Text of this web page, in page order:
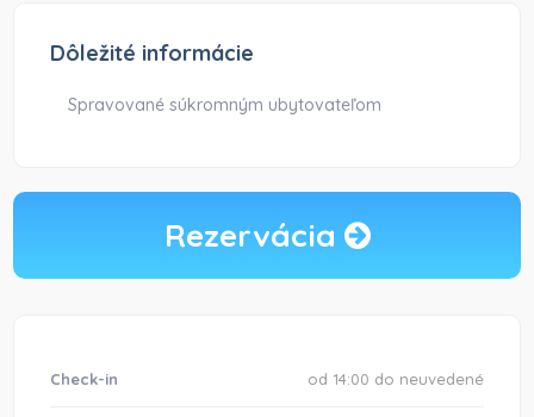
Dôležité informácie
Spravované súkromným ubytovateľom
Rezervácia
Check-in od 14:00 do neuvedené